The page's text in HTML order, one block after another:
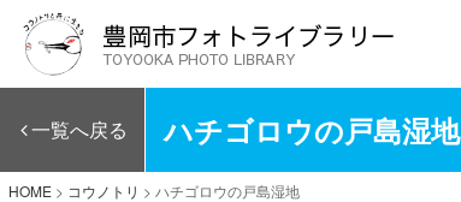
一覧へ戻る ハチゴロウの戸島湿地
HOME > コウノトリ > ハチゴロウの戸島湿地